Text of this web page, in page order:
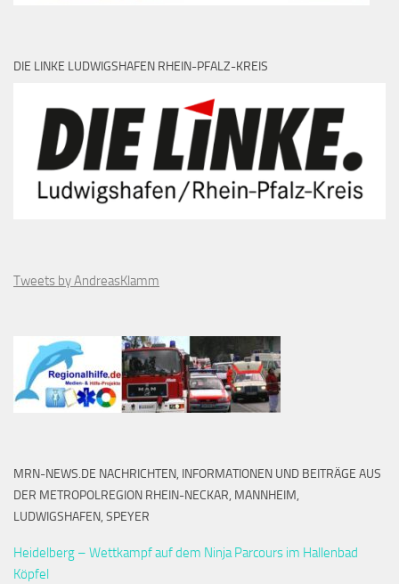
DIE LINKE LUDWIGSHAFEN RHEIN-PFALZ-KREIS
Tweets by AndreasKlamm
MRN-NEWS.DE NACHRICHTEN, INFORMATIONEN UND BEITRÄGE AUS
DER METROPOLREGION RHEIN-NECKAR, MANNHEIM,
LUDWIGSHAFEN, SPEYER
Heidelberg – Wettkampf auf dem Ninja Parcours im Hallenbad
Köpfel